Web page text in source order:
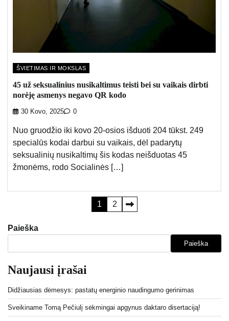
ŠVIETIMAS IR MOKSLAS
45 už seksualinius nusikaltimus teisti bei su vaikais dirbti
norėję asmenys negavo QR kodo
30 Kovo, 2025 0
Nuo gruodžio iki kovo 20-osios išduoti 204 tūkst. 249
specialūs kodai darbui su vaikais, dėl padarytų
seksualinių nusikaltimų šis kodas neišduotas 45
žmonėms, rodo Socialinės […]
puslapiavimas
1 2
Paieška
Paieška
Naujausi įrašai
Didžiausias dėmesys: pastatų energinio naudingumo gerinimas
Sveikiname Tomą Pečiulį sėkmingai apgynus daktaro disertaciją!